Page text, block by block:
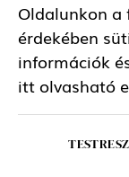
Nokia 2 2019
Nokia 4 2019
Samsung
Oldalunkon a
érdekében
információk
itt olvasható